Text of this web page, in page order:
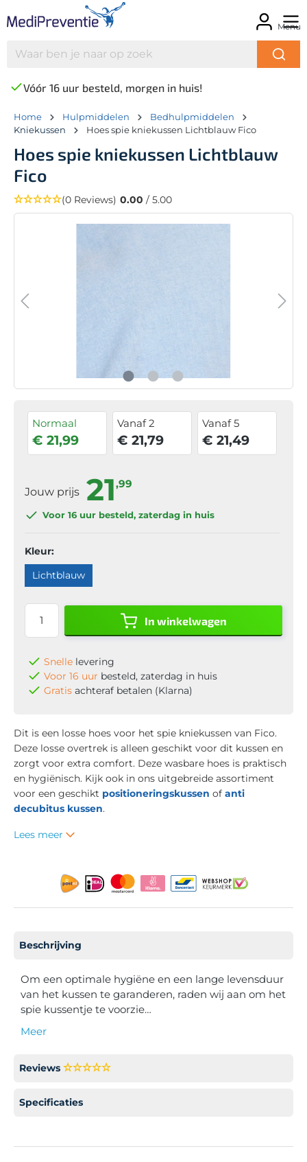
Menu
Vóór 16 uur besteld, morgen in huis!
Home Hulpmiddelen
Bedhulpmiddelen
Kniekussen
Hoes spie kniekussen Lichtblauw Fico
Hoes spie kniekussen Lichtblauw
Fico
(0 Reviews) 0.00 / 5.00
Normaal
€ 21,99
Vanaf 2
€ 21,79
Vanaf 5
€ 21,49
Jouw prijs 21,99
Voor 16 uur besteld, zaterdag in huis
Kleur:
Lichtblauw
In winkelwagen
Snelle levering
Voor 16 uur besteld, zaterdag in huis
Gratis achteraf betalen (Klarna)
Dit is een losse hoes voor het spie kniekussen van Fico.
Deze losse overtrek is alleen geschikt voor dit kussen en
zorgt voor extra comfort. Deze wasbare hoes is praktisch
en hygiënisch. Kijk ook in ons uitgebreide assortiment
voor een geschikt positioneringskussen of anti
decubitus kussen.
Lees meer
Beschrijving
Om een optimale hygiëne en een lange levensduur
van het kussen te garanderen, raden wij aan om het
spie kussentje te voorzie…
Meer
Reviews
Specificaties